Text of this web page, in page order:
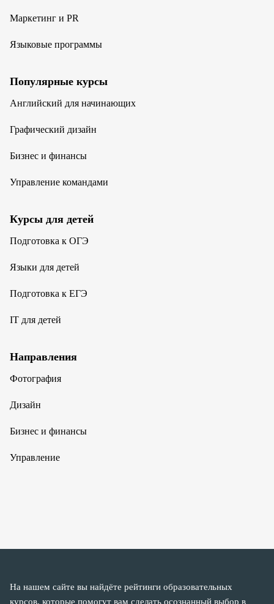
Маркетинг и PR
Языковые программы
Популярные курсы
Английский для начинающих
Графический дизайн
Бизнес и финансы
Управление командами
Курсы для детей
Подготовка к ОГЭ
Языки для детей
Подготовка к ЕГЭ
IT для детей
Направления
Фотография
Дизайн
Бизнес и финансы
Управление
На нашем сайте вы найдёте рейтинги образовательных
курсов, которые помогут вам сделать осознанный выбор в